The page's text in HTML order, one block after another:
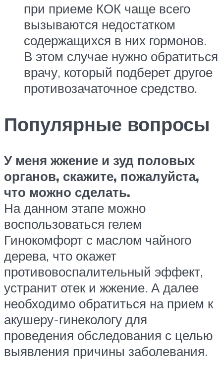
при приеме КОК чаще всего
вызываются недостатком
содержащихся в них гормонов.
В этом случае нужно обратиться
врачу, который подберет другое
противозачаточное средство.
Популярные вопросы
У меня жжение и зуд половых
органов, скажите, пожалуйста,
что можно сделать.
На данном этапе можно
воспользоваться гелем
Гинокомфорт с маслом чайного
дерева, что окажет
противовоспалительный эффект,
устранит отек и жжение. А далее
необходимо обратиться на прием к
акушеру-гинекологу для
проведения обследования с целью
выявления причины заболевания.